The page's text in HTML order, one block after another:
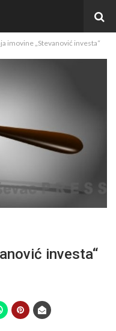
imovine „Stevanović investa“
investa“